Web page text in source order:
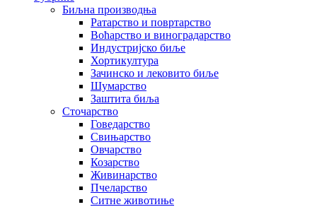
Биљна производња
Ратарство и повртарство
Воћарство и виноградарство
Индустријско биље
Хортикултура
Зачинско и лековито биље
Шумарство
Заштита биља
Сточарство
Говедарство
Свињарство
Овчарство
Козарство
Живинарство
Пчеларство
Ситне животиње